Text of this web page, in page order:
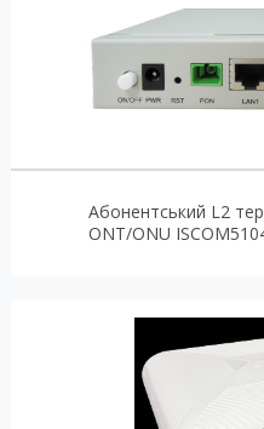
Абонентський L2
ONT/ONU